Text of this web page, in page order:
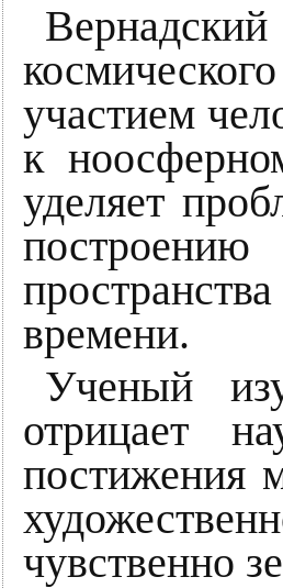
участием
к
уделяет
времени.
Ученый
отрицает
постижения
чувственно